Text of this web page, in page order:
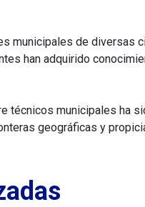
municipales de diversas
han adquirido
técnicos municipales ha
geográficas y